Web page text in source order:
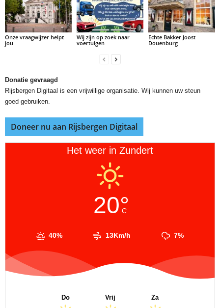
Onze vraagwijzer helpt
jou
Wij zijn op zoek naar
voertuigen
Echte Bakker Joost
Douenburg
Donatie gevraagd
Rijsbergen Digitaal is een vrijwillige organisatie. Wij kunnen uw steun
goed gebruiken.
Doneer nu aan Rijsbergen Digitaal
Het weer in Zundert
20°
C
40% 13Km/h 7%
Do Vrij Za